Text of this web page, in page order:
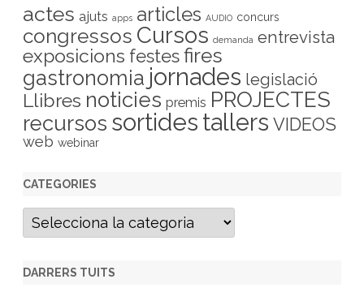
actes ajuts apps articles AUDIO concurs
congressos Cursos demanda entrevista
exposicions festesfires
gastronomia jornades legislació
Llibres noticies premis PROJECTES
recursos sortides tallers VIDEOS
web webinar
CATEGORIES
C
t
g
DARRERS TUITS